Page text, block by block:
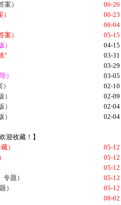
）
06-26
06-23
06-04
）
05-15
04-15
”
03-31
03-29
）
03-05
02-10
02-09
02-04
02-04
迎收藏！】
）
05-12
05-12
05-12
题）
05-12
）
05-12
08-02